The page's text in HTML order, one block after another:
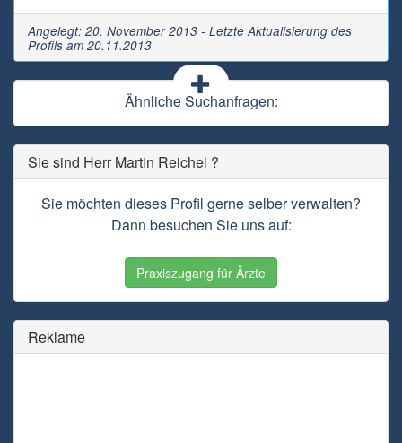
Angelegt: 20. November 2013 - Letzte Aktualisierung des
Profils am 20.11.2013
Ähnliche Suchanfragen:
Sie sind Herr Martin Reichel ?
Sie möchten dieses Profil gerne selber verwalten?
Dann besuchen Sie uns auf:
Praxiszugang für Ärzte
Reklame